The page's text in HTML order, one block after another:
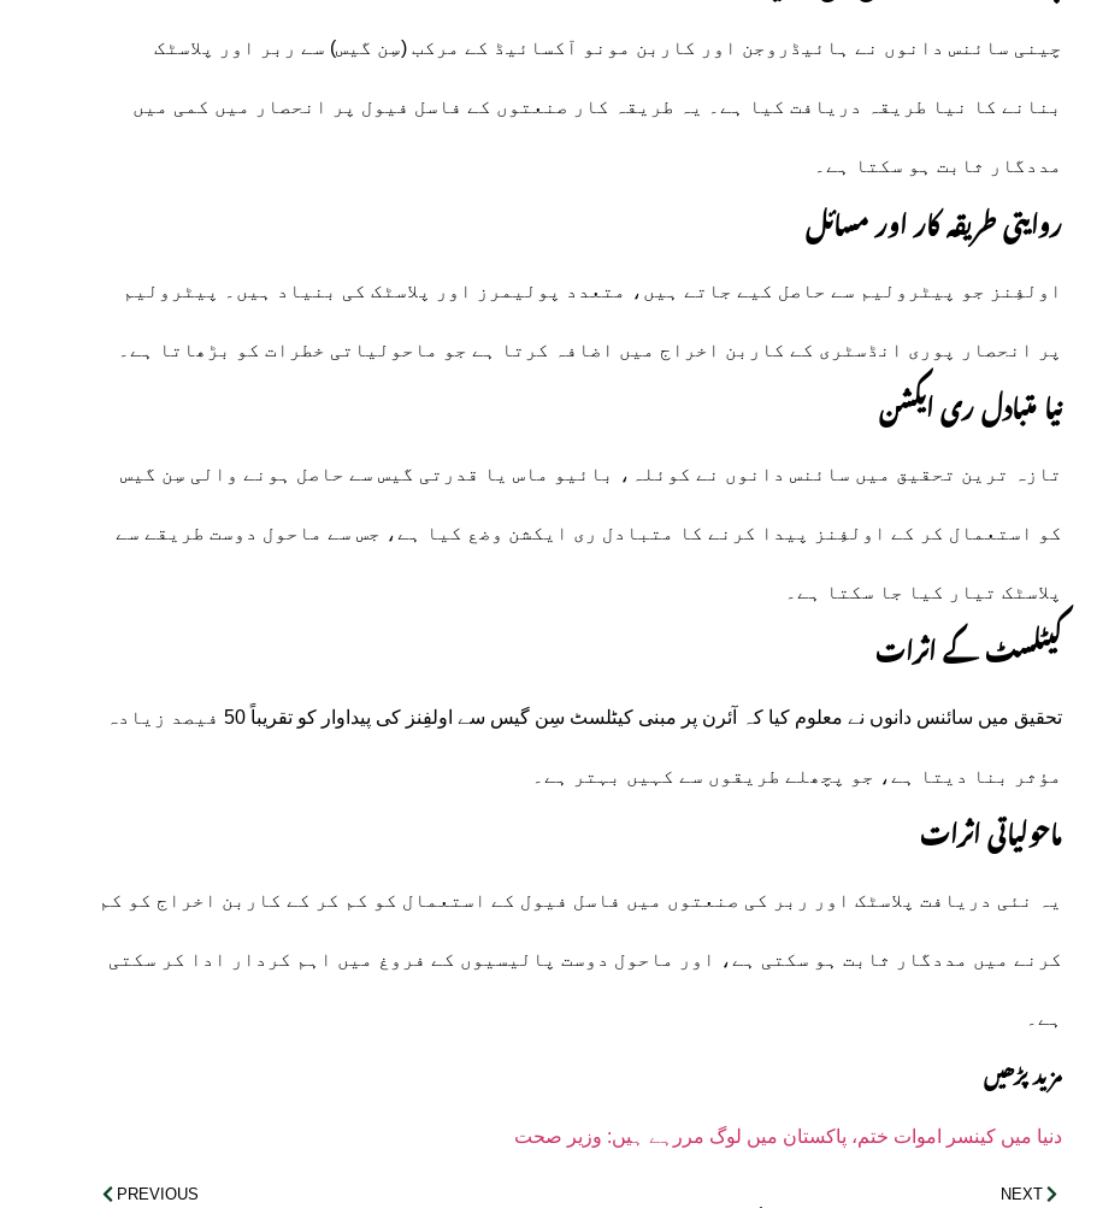
چینی سائنس دانوں نے ہائیڈروجن اور کاربن مونو آکسائیڈ کے مرکب (سِن گیس) سے ربر اور پلاسٹک
بنانے کا نیا طریقہ دریافت کیا ہے۔ یہ طریقہ کار صنعتوں کے فاسل فیول پر انحصار میں کمی میں
مددگار ثابت ہو سکتا ہے۔
روایتی طریقہ کار اور مسائل
اولفِنز جو پیٹرولیم سے حاصل کیے جاتے ہیں، متعدد پولیمرز اور پلاسٹک کی بنیاد ہیں۔ پیٹرولیم
پر انحصار پوری انڈسٹری کے کاربن اخراج میں اضافہ کرتا ہے جو ماحولیاتی خطرات کو بڑھاتا ہے۔
نیا متبادل ری ایکشن
تازہ ترین تحقیق میں سائنس دانوں نے کوئلہ، بائیو ماس یا قدرتی گیس سے حاصل ہونے والی سِن گیس
کو استعمال کر کے اولفِنز پیدا کرنے کا متبادل ری ایکشن وضع کیا ہے، جس سے ماحول دوست طریقے سے
پلاسٹک تیار کیا جا سکتا ہے۔
کیٹلسٹ کے اثرات
تحقیق میں سائنس دانوں نے معلوم کیا کہ آئرن پر مبنی کیٹلسٹ سِن گیس سے اولفِنز کی پیداوار کو تقریباً 50 فیصد زیادہ
مؤثر بنا دیتا ہے، جو پچھلے طریقوں سے کہیں بہتر ہے۔
ماحولیاتی اثرات
یہ نئی دریافت پلاسٹک اور ربر کی صنعتوں میں فاسل فیول کے استعمال کو کم کر کے کاربن اخراج کو کم
کرنے میں مددگار ثابت ہو سکتی ہے، اور ماحول دوست پالیسیوں کے فروغ میں اہم کردار ادا کر سکتی
ہے۔
مزید پڑھیں
دنیا میں کینسر اموات ختم، پاکستان میں لوگ مررہے ہیں: وزیر صحت
PREVIOUS NEXT